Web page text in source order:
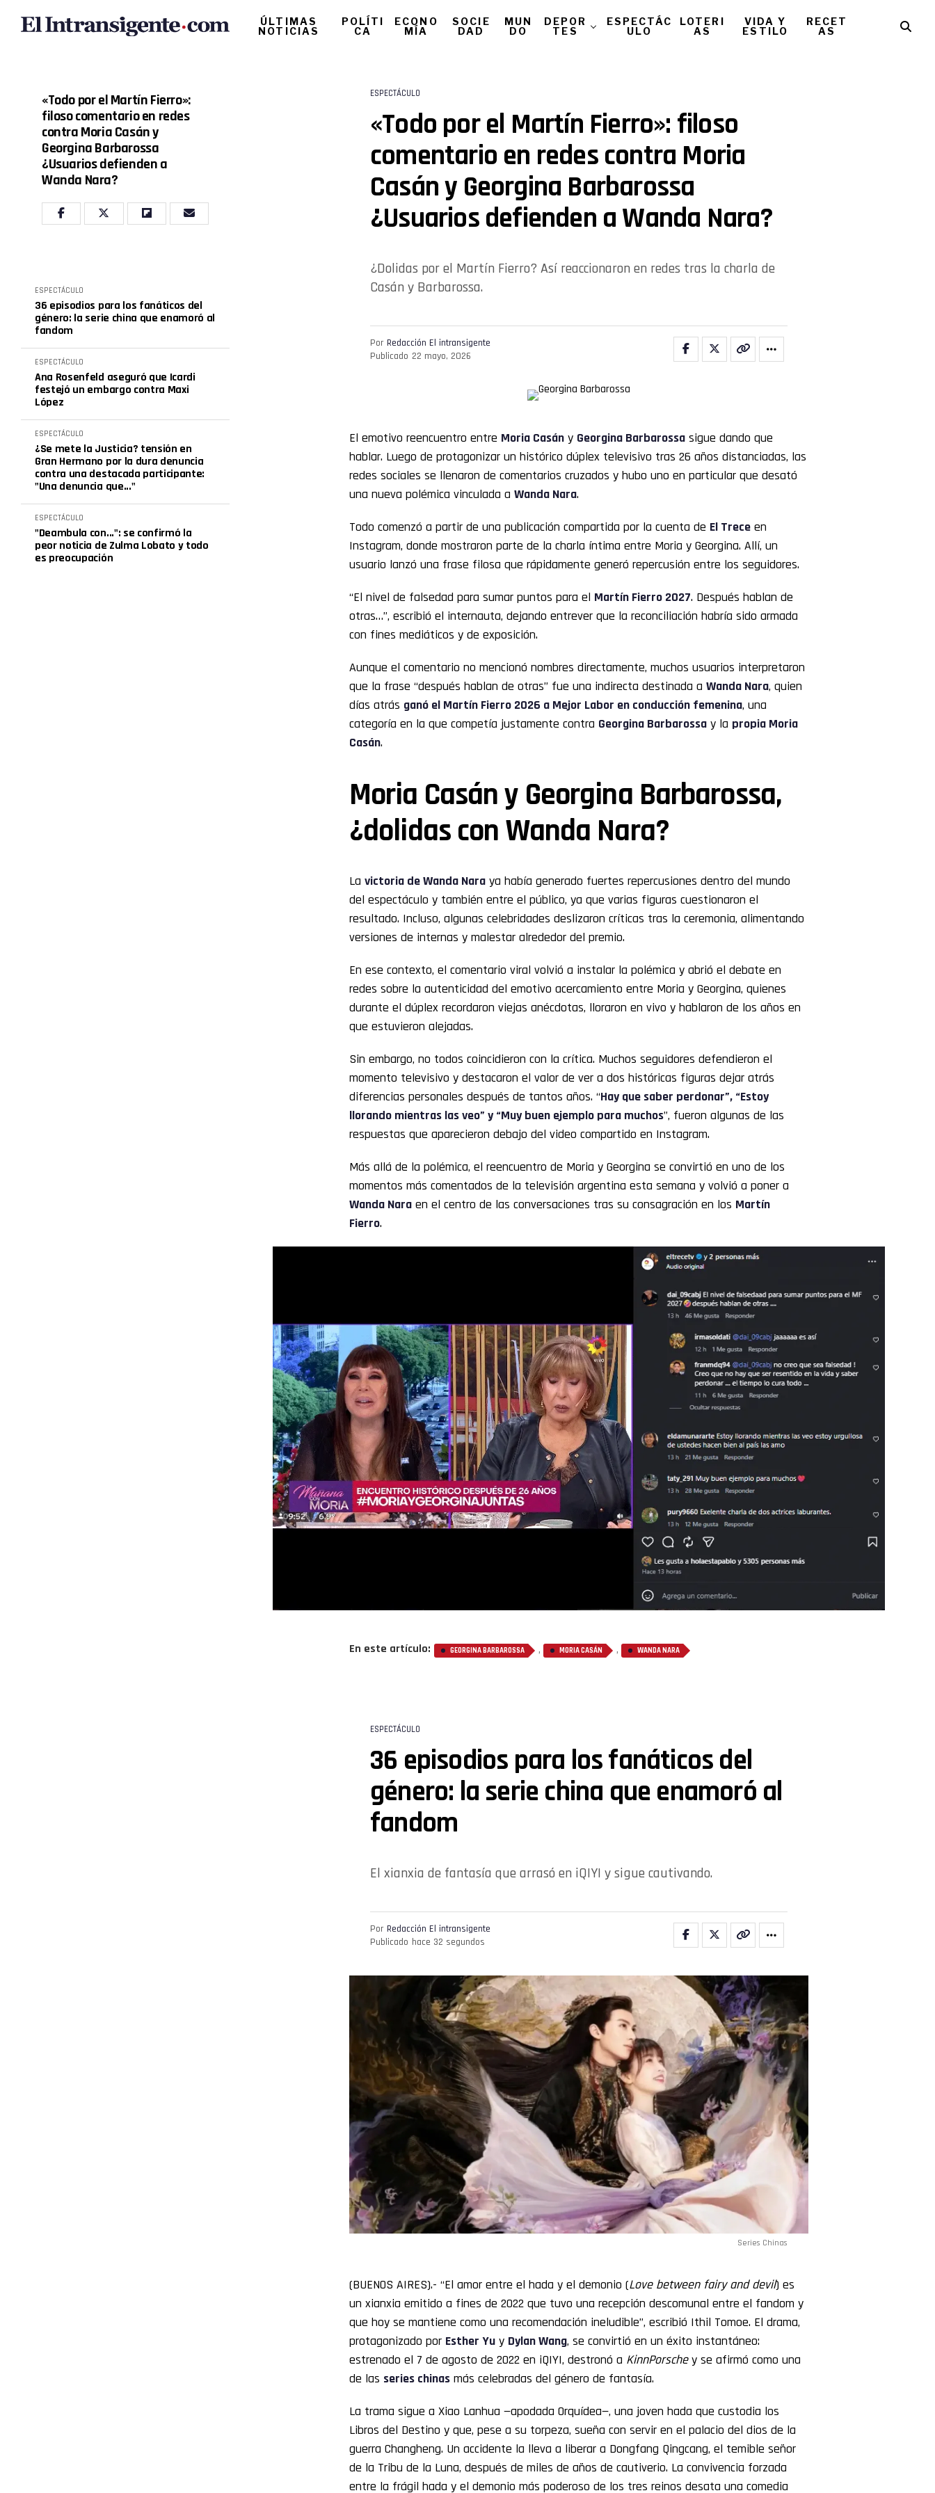
ÚLTIMAS
NOTICIAS
POLÍTI
CA
ECONO
MÍA
SOCIE
DAD
MUN
DO
DEPOR
TES
ESPECTÁC
ULO
LOTERI
AS
VIDA Y
ESTILO
RECET
AS
«Todo por el Martín Fierro»:
filoso comentario en redes
contra Moria Casán y
Georgina Barbarossa
¿Usuarios defienden a
Wanda Nara?
ESPECTÁCULO
36 episodios para los fanáticos del
género: la serie china que enamoró al
fandom
ESPECTÁCULO
Ana Rosenfeld aseguró que Icardi
festejó un embargo contra Maxi
López
ESPECTÁCULO
¿Se mete la Justicia? tensión en
Gran Hermano por la dura denuncia
contra una destacada participante:
"Una denuncia que..."
ESPECTÁCULO
"Deambula con...": se confirmó la
peor noticia de Zulma Lobato y todo
es preocupación
ESPECTÁCULO
«Todo por el Martín Fierro»: filoso
comentario en redes contra Moria
Casán y Georgina Barbarossa
¿Usuarios defienden a Wanda Nara?
¿Dolidas por el Martín Fierro? Así reaccionaron en redes tras la charla de
Casán y Barbarossa.
Por Redacción El intransigente
Publicado 22 mayo, 2026
El emotivo reencuentro entre Moria Casán y Georgina Barbarossa sigue dando que
hablar. Luego de protagonizar un histórico dúplex televisivo tras 26 años distanciadas, las
redes sociales se llenaron de comentarios cruzados y hubo uno en particular que desató
una nueva polémica vinculada a Wanda Nara.
Todo comenzó a partir de una publicación compartida por la cuenta de El Trece en
Instagram, donde mostraron parte de la charla íntima entre Moria y Georgina. Allí, un
usuario lanzó una frase filosa que rápidamente generó repercusión entre los seguidores.
“El nivel de falsedad para sumar puntos para el Martín Fierro 2027. Después hablan de
otras…”, escribió el internauta, dejando entrever que la reconciliación habría sido armada
con fines mediáticos y de exposición.
Aunque el comentario no mencionó nombres directamente, muchos usuarios interpretaron
que la frase “después hablan de otras” fue una indirecta destinada a Wanda Nara, quien
días atrás ganó el Martín Fierro 2026 a Mejor Labor en conducción femenina, una
categoría en la que competía justamente contra Georgina Barbarossa y la propia Moria
Casán.
Moria Casán y Georgina Barbarossa,
¿dolidas con Wanda Nara?
La victoria de Wanda Nara ya había generado fuertes repercusiones dentro del mundo
del espectáculo y también entre el público, ya que varias figuras cuestionaron el
resultado. Incluso, algunas celebridades deslizaron críticas tras la ceremonia, alimentando
versiones de internas y malestar alrededor del premio.
En ese contexto, el comentario viral volvió a instalar la polémica y abrió el debate en
redes sobre la autenticidad del emotivo acercamiento entre Moria y Georgina, quienes
durante el dúplex recordaron viejas anécdotas, lloraron en vivo y hablaron de los años en
que estuvieron alejadas.
Sin embargo, no todos coincidieron con la crítica. Muchos seguidores defendieron el
momento televisivo y destacaron el valor de ver a dos históricas figuras dejar atrás
diferencias personales después de tantos años. “Hay que saber perdonar”, “Estoy
llorando mientras las veo” y “Muy buen ejemplo para muchos”, fueron algunas de las
respuestas que aparecieron debajo del video compartido en Instagram.
Más allá de la polémica, el reencuentro de Moria y Georgina se convirtió en uno de los
momentos más comentados de la televisión argentina esta semana y volvió a poner a
Wanda Nara en el centro de las conversaciones tras su consagración en los Martín
Fierro.
En este artículo: GEORGINA BARBAROSSA , MORIA CASÁN , WANDA NARA
ESPECTÁCULO
36 episodios para los fanáticos del
género: la serie china que enamoró al
fandom
El xianxia de fantasía que arrasó en iQIYI y sigue cautivando.
Por Redacción El intransigente
Publicado hace 32 segundos
Series Chinas
(BUENOS AIRES).- “El amor entre el hada y el demonio (Love between fairy and devil) es
un xianxia emitido a fines de 2022 que tuvo una recepción descomunal entre el fandom y
que hoy se mantiene como una recomendación ineludible”, escribió Ithil Tomoe. El drama,
protagonizado por Esther Yu y Dylan Wang, se convirtió en un éxito instantáneo:
estrenado el 7 de agosto de 2022 en iQIYI, destronó a KinnPorschey se afirmó como una
de las series chinas más celebradas del género de fantasía.
La trama sigue a Xiao Lanhua —apodada Orquídea—, una joven hada que custodia los
Libros del Destino y que, pese a su torpeza, sueña con servir en el palacio del dios de la
guerra Changheng. Un accidente la lleva a liberar a Dongfang Qingcang, el temible señor
de la Tribu de la Luna, después de miles de años de cautiverio. La convivencia forzada
entre la frágil hada y el demonio más poderoso de los tres reinos desata una comedia